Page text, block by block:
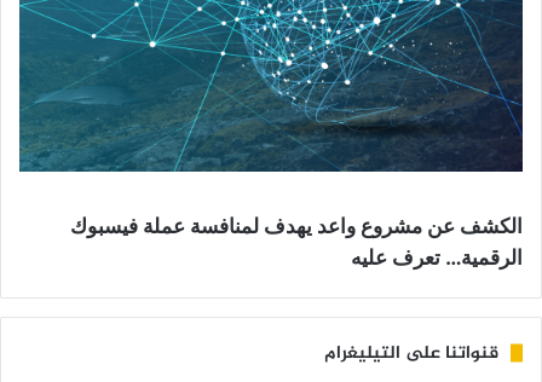
الكشف عن مشروع واعد يهدف لمنافسة عملة فيسبوك
الرقمية… تعرف عليه
قنواتنا على التيليغرام